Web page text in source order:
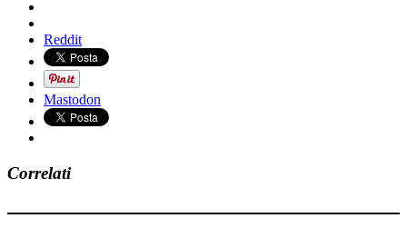
Reddit
Mastodon
Correlati